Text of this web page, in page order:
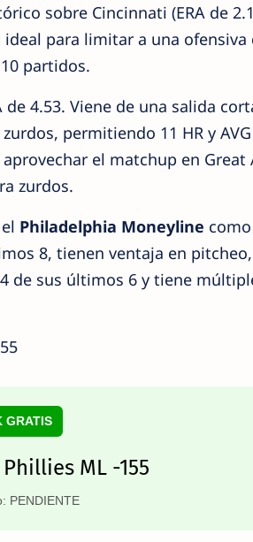
sobre Cincinnati (ERA de
para limitar a una ofensiva
partidos.
4.53. Viene de una salida
permitiendo 11 HR y
el matchup en Great
zurdos.
Philadelphia Moneyline
8, tienen ventaja en
de sus últimos 6 y tiene
GRATIS
ML -155
PENDIENTE